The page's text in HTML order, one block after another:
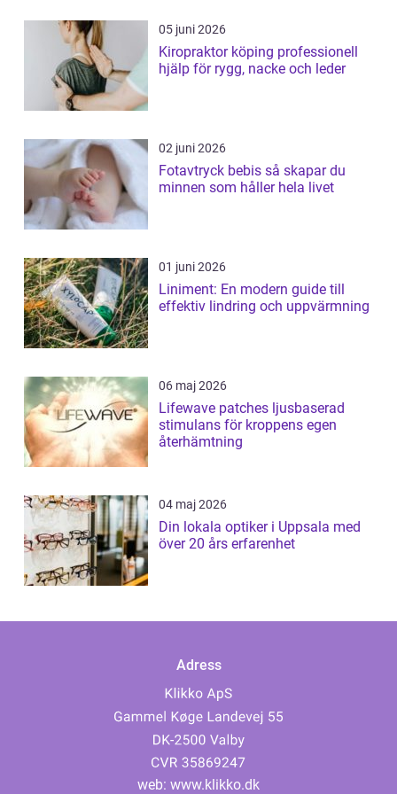
05 juni 2026
Kiropraktor köping professionell
hjälp för rygg, nacke och leder
02 juni 2026
Fotavtryck bebis så skapar du
minnen som håller hela livet
01 juni 2026
Liniment: En modern guide till
effektiv lindring och uppvärmning
06 maj 2026
Lifewave patches ljusbaserad
stimulans för kroppens egen
återhämtning
04 maj 2026
Din lokala optiker i Uppsala med
över 20 års erfarenhet
Adress
web: www.klikko.dk